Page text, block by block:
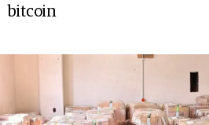
bitcoin